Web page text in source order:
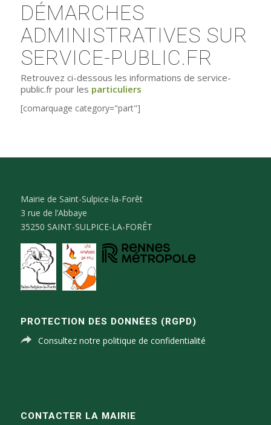
DÉMARCHES
ADMINISTRATIVES SUR
SERVICE-PUBLIC.FR
Retrouvez ci-dessous les informations de service-
public.fr pour les particuliers
[comarquage category="part"]
Mairie de Saint-Sulpice-la-Forêt
3 rue de l’Abbaye
35250 SAINT-SULPICE-LA-FORÊT
PROTECTION DES DONNÉES (RGPD)
Consultez notre politique de confidentialité
CONTACTER LA MAIRIE